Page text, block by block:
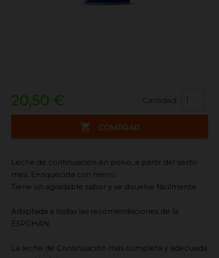
20,50 € Cantidad:
 COMPRAR
Leche de continuación en polvo, a partir del sexto
mes. Enriquecida con hierro.
Tiene un agradable sabor y se disuelve fácilmente
Adaptada a todas las recomendaciones de la
ESPGHAN
La leche de Continuación más completa y adecuada